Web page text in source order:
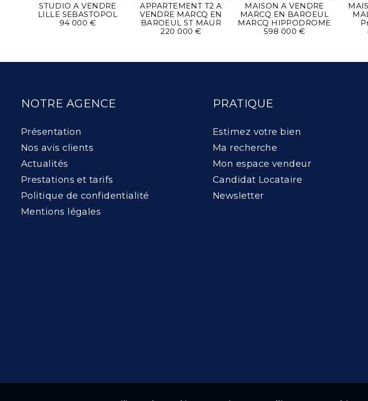
STUDIO A VENDRE
LILLE SEBASTOPOL
94 000 €
APPARTEMENT T2 A
VENDRE MARCQ EN
BAROEUL ST MAUR
220 000 €
MAISON A VENDRE
MARCQ EN BAROEUL
MARCQ HIPPODROME
598 000 €
NOTRE AGENCE
Présentation
Nos avis clients
Actualités
Prestations et tarifs
Politique de confidentialité
Mentions légales
PRATIQUE
Estimez votre bien
Ma recherche
Mon espace vendeur
Candidat Locataire
Newsletter